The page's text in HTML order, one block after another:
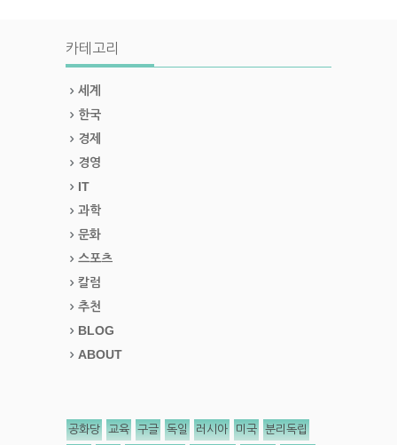
카테고리
세계
한국
경제
경영
IT
과학
문화
스포츠
칼럼
추천
BLOG
ABOUT
공화당 교육 구글 독일 러시아 미국 분리독립